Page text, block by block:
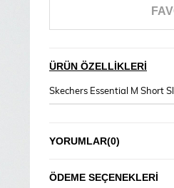
ÜRÜN ÖZELLIKLERI
Skechers Essential M Short
YORUMLAR(0)
ÖDEME SEÇENEKLERI